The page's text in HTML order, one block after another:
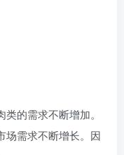
的需求不断增加。
场需求不断增长。因